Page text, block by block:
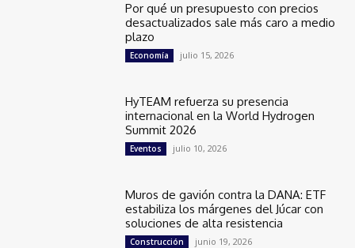
Por qué un presupuesto con precios
desactualizados sale más caro a medio
plazo
Economía julio 15, 2026
HyTEAM refuerza su presencia
internacional en la World Hydrogen
Summit 2026
Eventos julio 10, 2026
Muros de gavión contra la DANA: ETF
estabiliza los márgenes del Júcar con
soluciones de alta resistencia
Construcción junio 19, 2026